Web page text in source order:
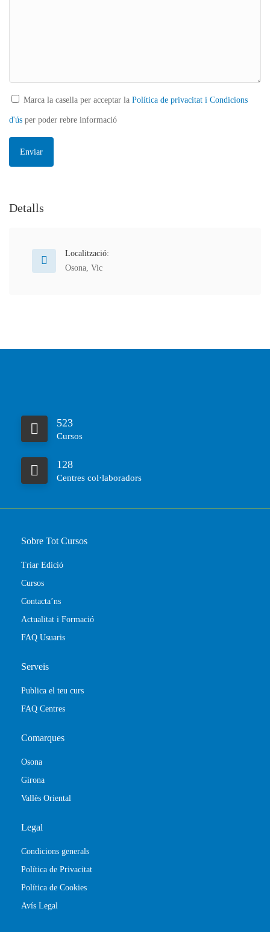
Marca la casella per acceptar la Política de privacitat i Condicions
d'ús per poder rebre informació
Detalls
Localització:
Osona, Vic
523
Cursos
128
Centres col·laboradors
Sobre Tot Cursos
Triar Edició
Cursos
Contacta’ns
Actualitat i Formació
FAQ Usuaris
Serveis
Publica el teu curs
FAQ Centres
Comarques
Osona
Girona
Vallès Oriental
Legal
Condicions generals
Política de Privacitat
Política de Cookies
Avís Legal